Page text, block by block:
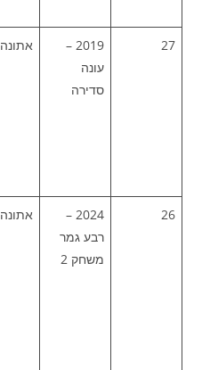
27
2019 –
עונה
סדירה
אתונה
26
2024 –
רבע גמר
משחק 2
אתונה